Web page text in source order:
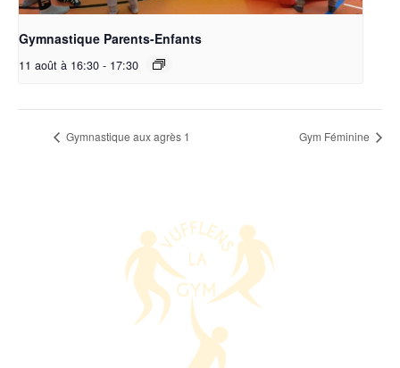
Gymnastique Parents-Enfants
11 août à 16:30 - 17:30
Gymnastique aux agrès 1 Gym Féminine